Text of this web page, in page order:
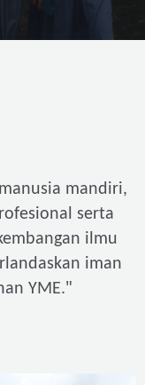
mandiri,
serta
ilmu
iman
YME."